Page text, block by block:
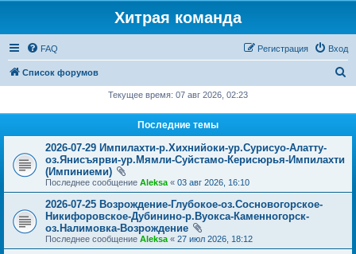
Хитрая команда
FAQ Вход
Регистрация
Список форумов
Текущее время: 07 авг 2026, 02:23
Последние темы
2026-07-29 Импилахти-р.Хихнийоки-ур.Сурисуо-Алатту-
оз.Янисъярви-ур.Мямли-Суйстамо-Керисюрья-Импилахти
(Импиниеми)
Последнее сообщение Aleksa « 03 авг 2026, 16:10
2026-07-25 Возрождение-Глубокое-оз.Сосновогорское-
Никифоровское-Дубинино-р.Вуокса-Каменногорск-
оз.Налимовка-Возрождение
Последнее сообщение Aleksa « 27 июл 2026, 18:12